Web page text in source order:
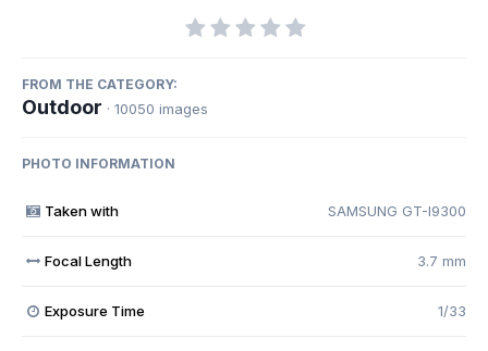
FROM THE CATEGORY:
Outdoor · 10050 images
PHOTO INFORMATION
Taken with SAMSUNG GT-I9300
Focal Length 3.7 mm
Exposure Time 1/33